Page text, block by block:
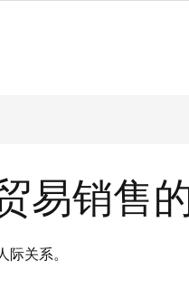
易销售
关系。